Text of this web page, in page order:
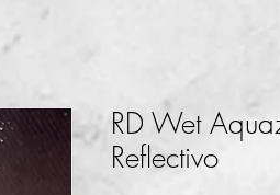
RD Wet
Reflectivo